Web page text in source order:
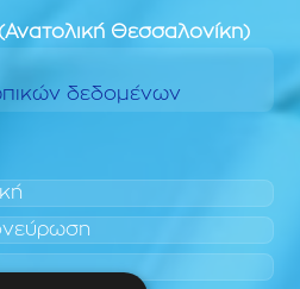
Θεσσαλονίκη)
δεδομένων